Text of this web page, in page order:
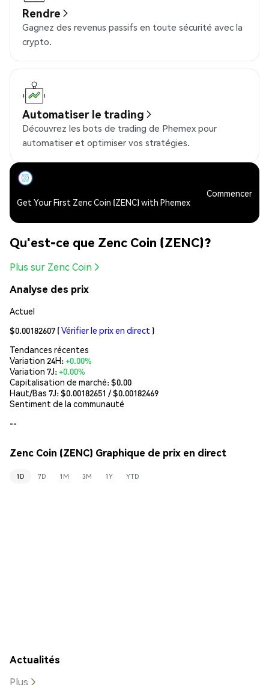
Rendre
Gagnez des revenus passifs en toute sécurité avec la
crypto.
Automatiser le trading
Découvrez les bots de trading de Phemex pour
automatiser et optimiser vos stratégies.
Get Your First Zenc Coin (ZENC) with Phemex
Commencer
Qu'est-ce que Zenc Coin (ZENC)?
Plus sur Zenc Coin
Analyse des prix
Actuel
$0.00182607 (Vérifier le prix en direct )
Tendances récentes
Variation 24H:+0.00%
Variation 7J:+0.00%
Capitalisation de marché:$0.00
Haut/Bas 7J: $0.00182651 / $0.00182469
Sentiment de la communauté
--
Zenc Coin (ZENC) Graphique de prix en direct
1D 7D 1M 3M 1Y YTD
Actualités
Plus